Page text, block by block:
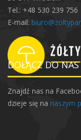
Tel.: +48 530 239 756
E-mail:
DOŁĄCZ DO NAS
Znajdź nas na
dzieje się na naszym